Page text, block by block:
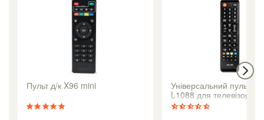
Пульт д/к X96 mini
Універсальний пульт
L1088 для телевізорів
SAMSUNG